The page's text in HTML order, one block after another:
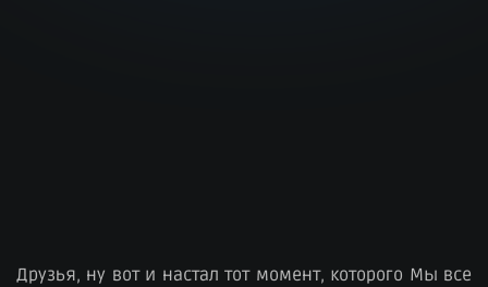
Друзья, ну вот и настал тот момент, которого Мы все